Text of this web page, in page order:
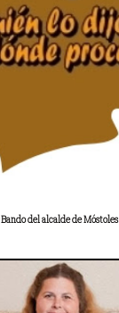
Bando del alcalde de Móstoles